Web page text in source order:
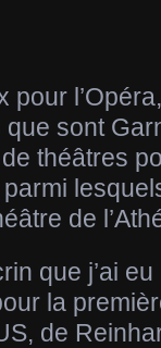
pour
sont
théâtres
de
que j’ai
la
de